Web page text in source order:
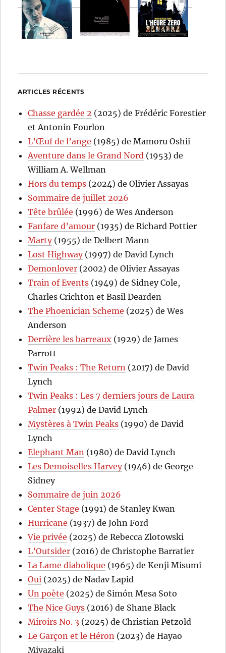
ARTICLES RÉCENTS
Chasse gardée 2 (2025) de Frédéric Forestier
et Antonin Fourlon
L’Œuf de l’ange (1985) de Mamoru Oshii
Aventure dans le Grand Nord (1953) de
William A. Wellman
Hors du temps (2024) de Olivier Assayas
Sommaire de juillet 2026
Tête brûlée (1996) de Wes Anderson
Fanfare d’amour (1935) de Richard Pottier
Marty(1955) de Delbert Mann
Lost Highway(1997) de David Lynch
Demonlover (2002) de Olivier Assayas
Train of Events (1949) de Sidney Cole,
Charles Crichton et Basil Dearden
The Phoenician Scheme (2025) de Wes
Anderson
Derrière les barreaux (1929) de James
Parrott
Twin Peaks : The Return (2017) de David
Lynch
Twin Peaks : Les 7 derniers jours de Laura
Palmer (1992) de David Lynch
Mystères à Twin Peaks (1990) de David
Lynch
Elephant Man (1980) de David Lynch
Les Demoiselles Harvey(1946) de George
Sidney
Sommaire de juin 2026
Center Stage (1991) de Stanley Kwan
Hurricane (1937) de John Ford
Vie privée (2025) de Rebecca Zlotowski
L’Outsider (2016) de Christophe Barratier
La Lame diabolique (1965) de Kenji Misumi
Oui (2025) de Nadav Lapid
Un poète (2025) de Simón Mesa Soto
The Nice Guys (2016) de Shane Black
Miroirs No. 3 (2025) de Christian Petzold
Le Garçon et le Héron (2023) de Hayao
Miyazaki